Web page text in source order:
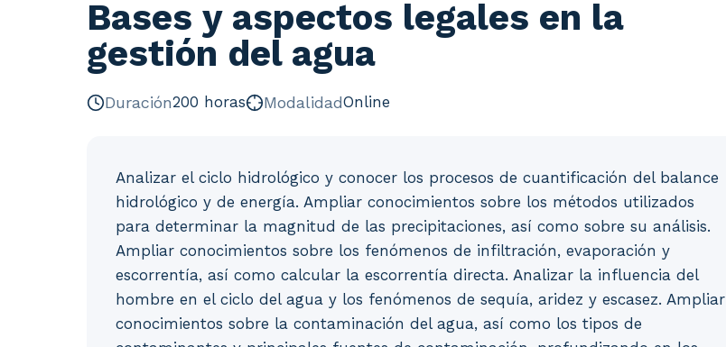
Bases y aspectos legales en la
gestión del agua
Duración200 horas ModalidadOnline
Analizar el ciclo hidrológico y conocer los procesos de cuantificación del balance
hidrológico y de energía. Ampliar conocimientos sobre los métodos utilizados
para determinar la magnitud de las precipitaciones, así como sobre su análisis.
Ampliar conocimientos sobre los fenómenos de infiltración, evaporación y
escorrentía, así como calcular la escorrentía directa. Analizar la influencia del
hombre en el ciclo del agua y los fenómenos de sequía, aridez y escasez. Ampliar
conocimientos sobre la contaminación del agua, así como los tipos de